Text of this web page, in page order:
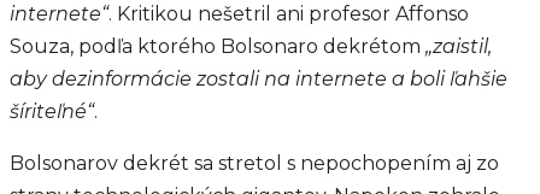
internete“. Kritikou nešetril ani profesor Affonso
Souza, podľa ktorého Bolsonaro dekrétom „zaistil,
aby dezinformácie zostali na internete a boli ľahšie
šíriteľné“.
Bolsonarov dekrét sa stretol s nepochopením aj zo